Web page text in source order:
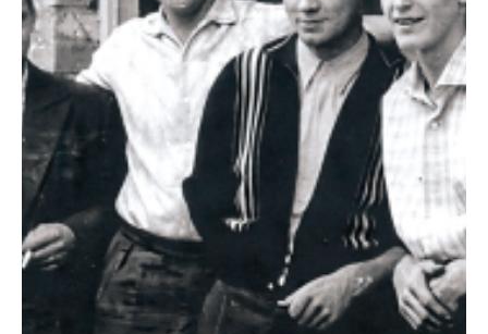
WISSENSWERTES
JOBS &
KARRIERE
KONTAKT